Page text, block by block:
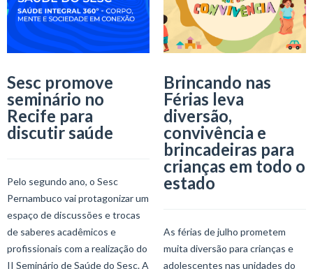
Sesc promove
seminário no
Recife para
discutir saúde
Pelo segundo ano, o Sesc
Pernambuco vai protagonizar um
espaço de discussões e trocas
de saberes acadêmicos e
profissionais com a realização do
II Seminário de Saúde do Sesc. A
Brincando nas
Férias leva
diversão,
convivência e
brincadeiras para
crianças em todo o
estado
As férias de julho prometem
muita diversão para crianças e
adolescentes nas unidades do